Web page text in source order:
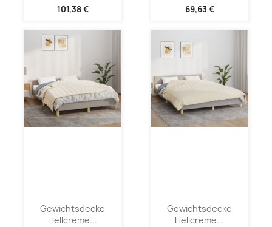
101,38 € 69,63 €
Gewichtsdecke
Hellcreme...
Gewichtsdecke
Hellcreme...